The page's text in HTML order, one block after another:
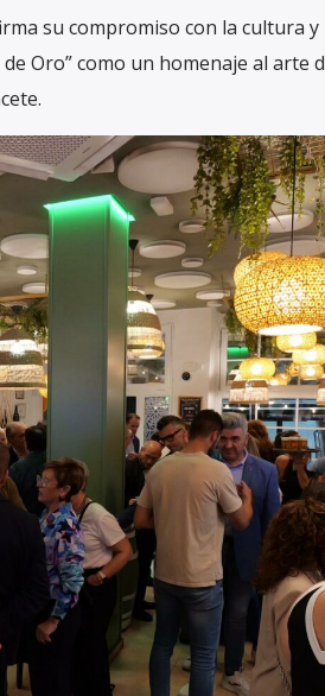
su compromiso con la cultura
Oro” como un homenaje al arte